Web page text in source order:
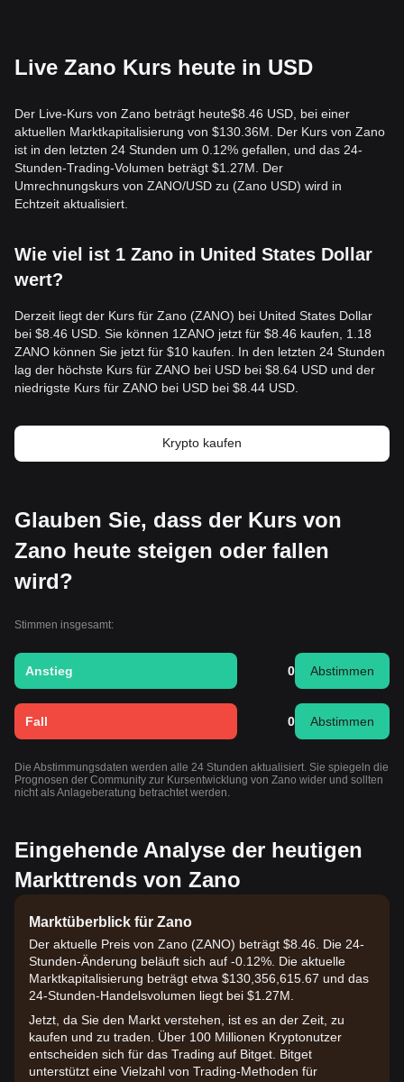
Live Zano Kurs heute in USD
Der Live-Kurs von Zano beträgt heute$8.46 USD, bei einer
aktuellen Marktkapitalisierung von $130.36M. Der Kurs von Zano
ist in den letzten 24 Stunden um 0.12% gefallen, und das 24-
Stunden-Trading-Volumen beträgt $1.27M. Der
Umrechnungskurs von ZANO/USD zu (Zano USD) wird in
Echtzeit aktualisiert.
Wie viel ist 1 Zano in United States Dollar
wert?
Derzeit liegt der Kurs für Zano (ZANO) bei United States Dollar
bei $8.46 USD. Sie können 1ZANO jetzt für $8.46 kaufen, 1.18
ZANO können Sie jetzt für $10 kaufen. In den letzten 24 Stunden
lag der höchste Kurs für ZANO bei USD bei $8.64 USD und der
niedrigste Kurs für ZANO bei USD bei $8.44 USD.
Krypto kaufen
Glauben Sie, dass der Kurs von
Zano heute steigen oder fallen
wird?
Stimmen insgesamt:
Anstieg 0 Abstimmen
Fall 0 Abstimmen
Die Abstimmungsdaten werden alle 24 Stunden aktualisiert. Sie spiegeln die
Prognosen der Community zur Kursentwicklung von Zano wider und sollten
nicht als Anlageberatung betrachtet werden.
Eingehende Analyse der heutigen
Markttrends von Zano
Marktüberblick für Zano
Der aktuelle Preis von Zano (ZANO) beträgt $8.46. Die 24-
Stunden-Änderung beläuft sich auf -0.12%. Die aktuelle
Marktkapitalisierung beträgt etwa $130,356,615.67 und das
24-Stunden-Handelsvolumen liegt bei $1.27M.
Jetzt, da Sie den Markt verstehen, ist es an der Zeit, zu
kaufen und zu traden. Über 100 Millionen Kryptonutzer
entscheiden sich für das Trading auf Bitget. Bitget
unterstützt eine Vielzahl von Trading-Methoden für